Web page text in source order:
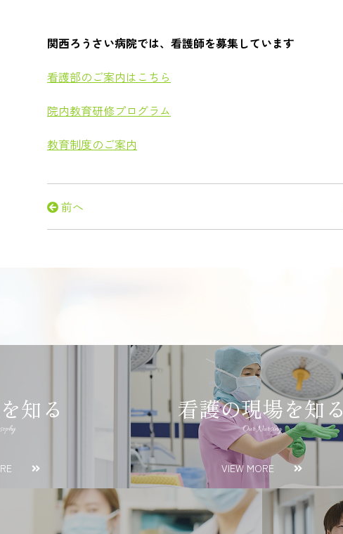
関西ろうさい病院では、看護師を募集しています
看護部のご案内はこちら
院内教育研修プログラム
教育制度のご案内
前へ
知る 看護の現場を知る
Our Nursing
VIEW MORE